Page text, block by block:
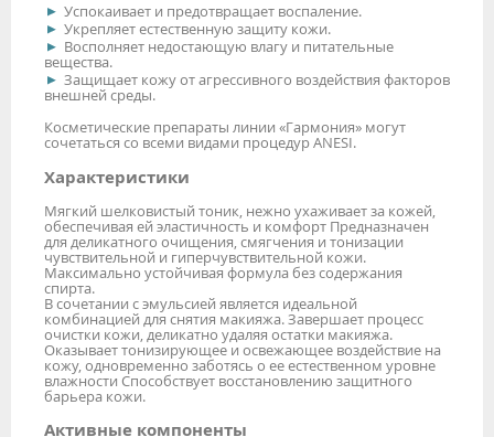
Успокаивает и предотвращает воспаление.
Укрепляет естественную защиту кожи.
Восполняет недостающую влагу и питательные
вещества.
Защищает кожу от агрессивного воздействия факторов
внешней среды.
Косметические препараты линии «Гармония» могут
сочетаться со всеми видами процедур ANESI.
Характеристики
Мягкий шелковистый тоник, нежно ухаживает за кожей,
обеспечивая ей эластичность и комфорт Предназначен
для деликатного очищения, смягчения и тонизации
чувствительной и гиперчувствительной кожи.
Максимально устойчивая формула без содержания
спирта.
В сочетании с эмульсией является идеальной
комбинацией для снятия макияжа. Завершает процесс
очистки кожи, деликатно удаляя остатки макияжа.
Оказывает тонизирующее и освежающее воздействие на
кожу, одновременно заботясь о ее естественном уровне
влажности Способствует восстановлению защитного
барьера кожи.
Активные компоненты